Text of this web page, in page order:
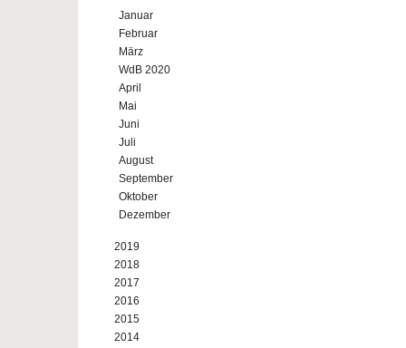
Januar
Februar
März
WdB 2020
April
Mai
Juni
Juli
August
September
Oktober
Dezember
2019
2018
2017
2016
2015
2014